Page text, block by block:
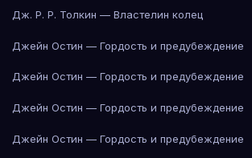
Дж. Р. Р. Толкин — Властелин колец
Джейн Остин — Гордость и предубеждение
Джейн Остин — Гордость и предубеждение
Джейн Остин — Гордость и предубеждение
Джейн Остин — Гордость и предубеждение